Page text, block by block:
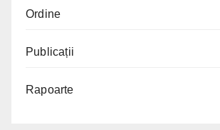
Ordine
Publicații
Rapoarte